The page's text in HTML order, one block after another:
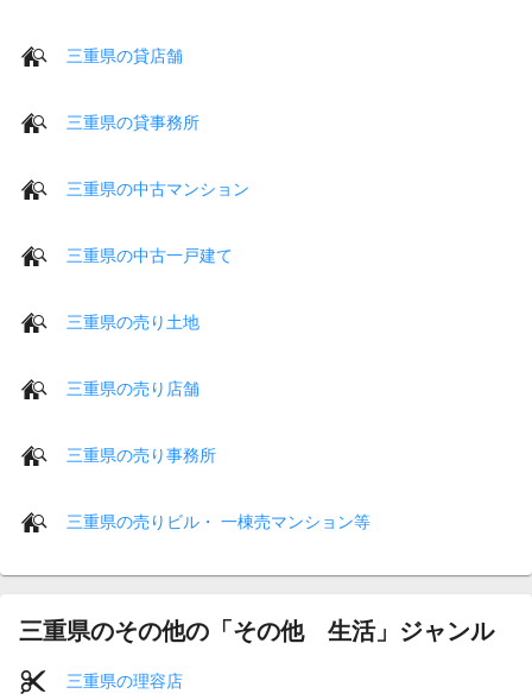
三重県の貸店舗
三重県の貸事務所
三重県の中古マンション
三重県の中古一戸建て
三重県の売り土地
三重県の売り店舗
三重県の売り事務所
三重県の売りビル・ 一棟売マンション等
三重県のその他の「その他 生活」ジャンル
三重県の理容店